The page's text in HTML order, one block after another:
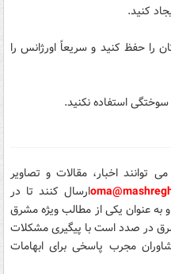
کنید.
را حفظ کنید و سریعاً اورژانس را
سوختگی استفاده نکنید.
توانند اخبار، مقالات و تصاویر
ارسال کنند تا در
عنوان یکی از مطالب ویژه مشرق
در صدد است با پیگیری مشکلات
مجرب پاسخی برای ابهامات